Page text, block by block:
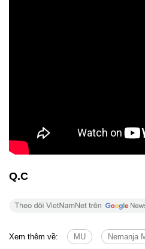
Q.C
Xem thêm về: MU Nemanja